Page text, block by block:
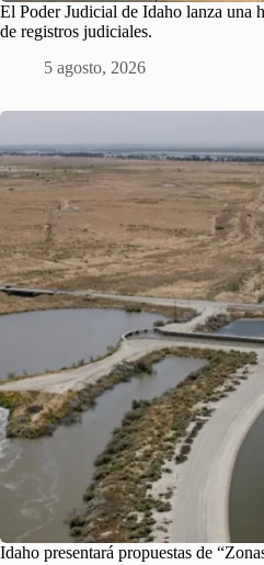
El Poder Judicial de Idaho lanza una
de registros judiciales.
5 agosto, 2026
Idaho presentará propuestas de